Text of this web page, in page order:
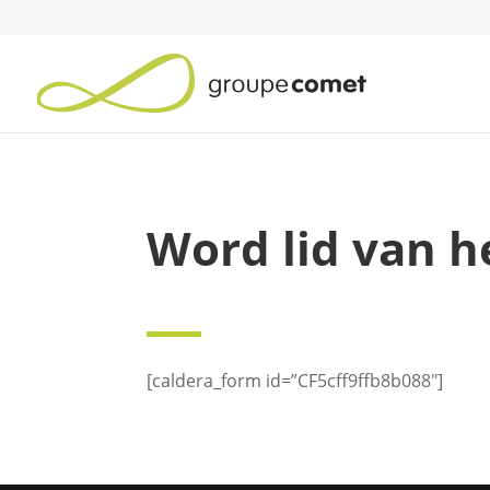
Word lid van
[caldera_form id=”CF5cff9ffb8b088″]